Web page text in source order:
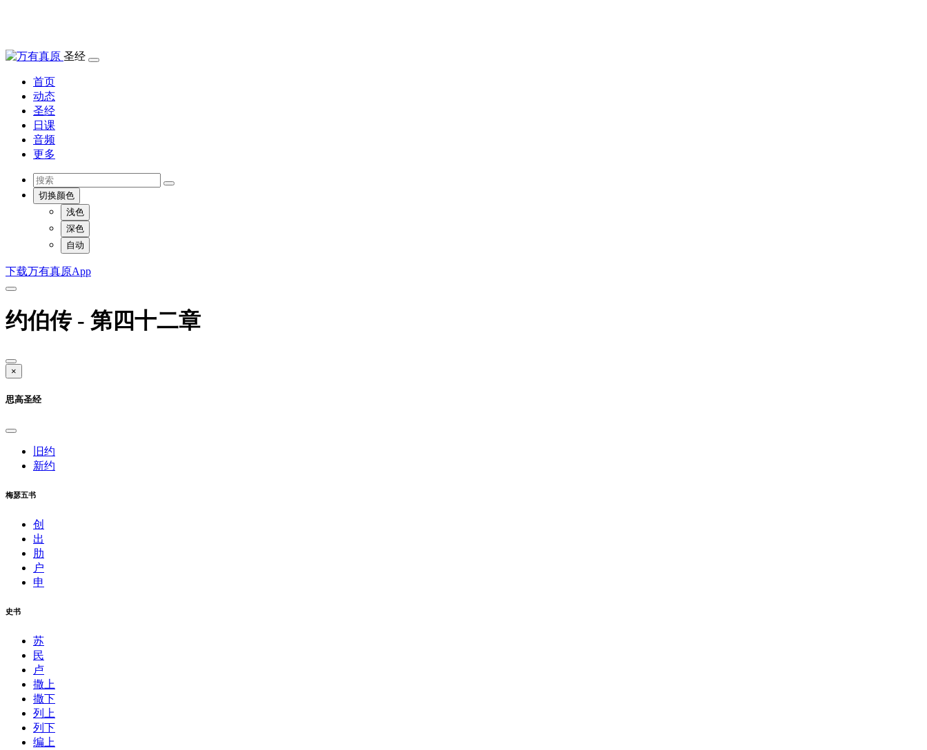
圣经
首页
动态
圣经
日课
音频
更多
切换颜色
浅色
深色
自动
下载万有真原App
约伯传 - 第四十二章
×
思高圣经
旧约
新约
梅瑟五书
创
出
肋
户
申
史书
苏
民
卢
撒上
撒下
列上
列下
编上